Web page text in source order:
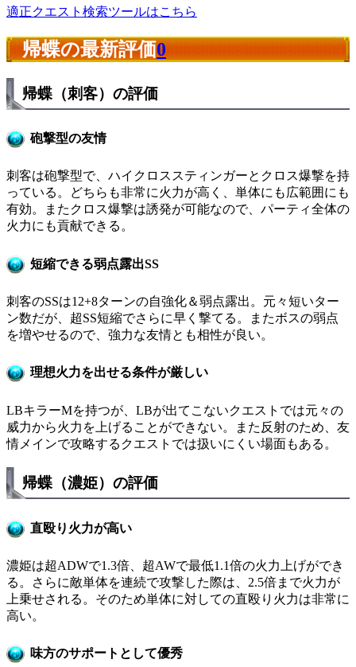
適正クエスト検索ツールはこちら
帰蝶の最新評価0
帰蝶（刺客）の評価
砲撃型の友情
刺客は砲撃型で、ハイクロススティンガーとクロス爆撃を持
っている。どちらも非常に火力が高く、単体にも広範囲にも
有効。またクロス爆撃は誘発が可能なので、パーティ全体の
火力にも貢献できる。
短縮できる弱点露出SS
刺客のSSは12+8ターンの自強化＆弱点露出。元々短いター
ン数だが、超SS短縮でさらに早く撃てる。またボスの弱点
を増やせるので、強力な友情とも相性が良い。
理想火力を出せる条件が厳しい
LBキラーMを持つが、LBが出てこないクエストでは元々の
威力から火力を上げることができない。また反射のため、友
情メインで攻略するクエストでは扱いにくい場面もある。
帰蝶（濃姫）の評価
直殴り火力が高い
濃姫は超ADWで1.3倍、超AWで最低1.1倍の火力上げができ
る。さらに敵単体を連続で攻撃した際は、2.5倍まで火力が
上乗せされる。そのため単体に対しての直殴り火力は非常に
高い。
味方のサポートとして優秀